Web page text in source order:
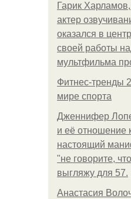
Гарик
актер
оказался в
своей работы
мультфильма
Фитнес-тренды
мире спорта
Дженнифер
и её отношение
настоящий
"не говорите,
выгляжу для 57.
Анастасия